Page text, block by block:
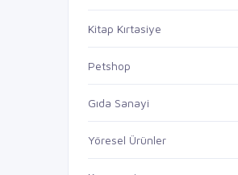
Kitap Kırtasiye
Petshop
Gıda Sanayi
Yöresel Ürünler